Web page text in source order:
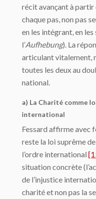
récit avançant à
chaque pas, non pas
en les intégrant, en
l’Aufhebung). La
articulant vitalement,
toutes les deux au
national.
a) La Charité comme
international
Fessard affirme avec
reste la loi suprême
l’ordre international
situation concrète
de l’injustice
charité et non pas la